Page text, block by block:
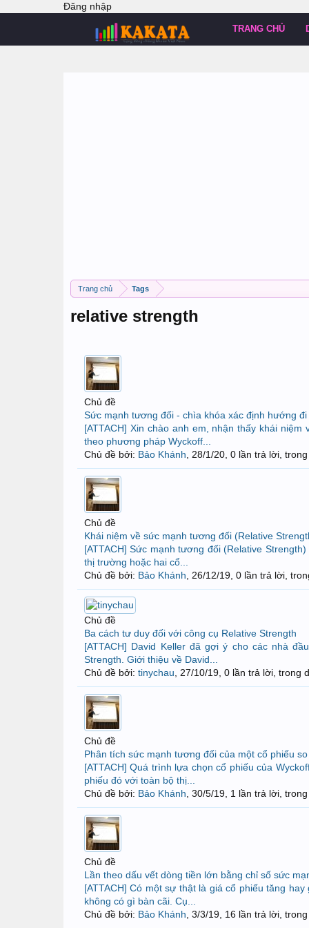
Đăng nhập
Trang chủ Tags
relative strength
Chủ đề
Sức mạnh tương đối - chìa khóa xác định hướng
[ATTACH] Xin chào anh em, nhận thấy khái
theo phương pháp Wyckoff...
Chủ đề bởi: Bảo Khánh 28/1/20 , 0 lần trả lời,
Chủ đề
Khái niệm về sức mạnh tương đối (Relative
[ATTACH] Sức mạnh tương đối (Relative
thị trường hoặc hai cổ...
Chủ đề bởi: Bảo Khánh 26/12/19 , 0 lần trả lời,
Chủ đề
Ba cách tư duy đối với công cụ Relative Strength
[ATTACH] David Keller đã gợi ý cho các nhà
Strength. Giới thiệu về David...
Chủ đề bởi: tinychau 27/10/19 , 0 lần trả lời, trong
Chủ đề
Phân tích sức mạnh tương đối của một cổ phiếu
[ATTACH] Quá trình lựa chọn cổ phiếu của
phiếu đó với toàn bộ thị...
Chủ đề bởi: Bảo Khánh 30/5/19 , 1 lần trả lời,
Chủ đề
Lần theo dấu vết dòng tiền lớn bằng chỉ số sức
[ATTACH] Có một sự thật là giá cổ phiếu tăng
không có gì bàn cãi. Cụ...
Chủ đề bởi: Bảo Khánh 3/3/19 , 16 lần trả lời,
TRANG CHỦ